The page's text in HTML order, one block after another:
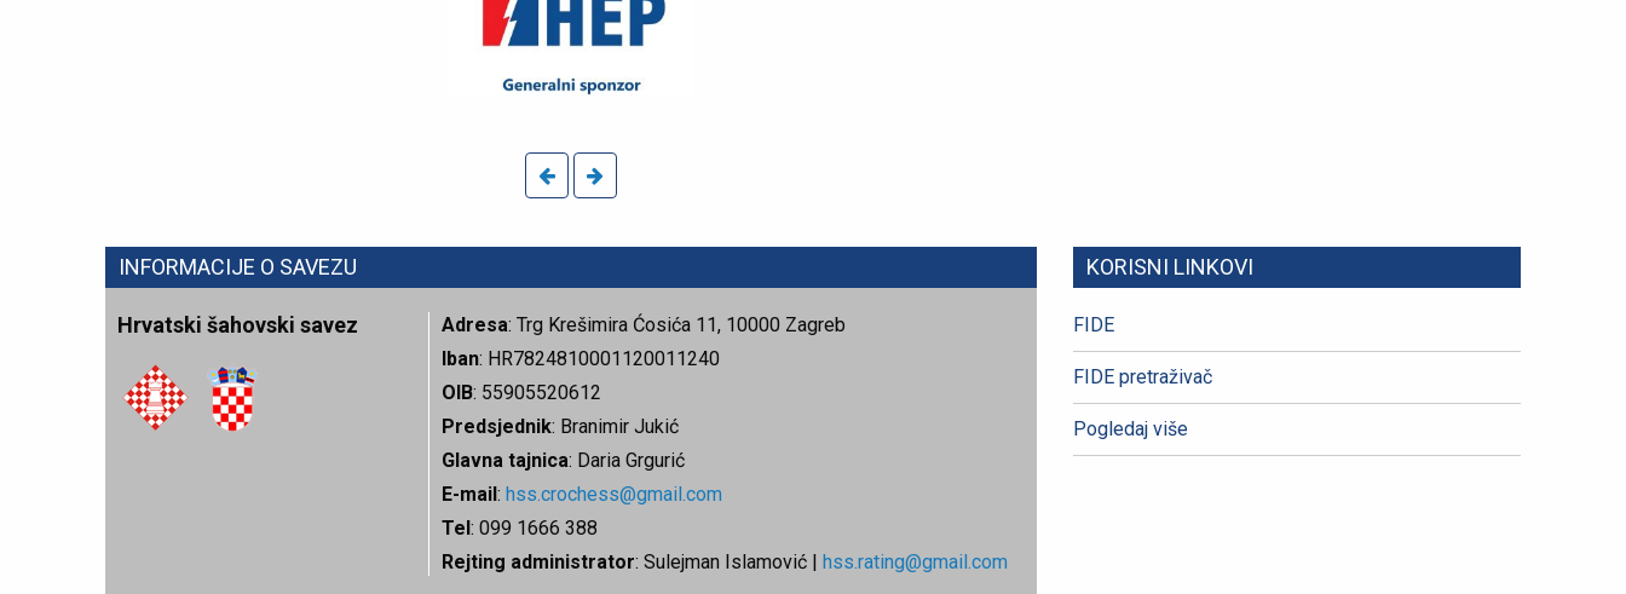
INFORMACIJE O SAVEZU
Hrvatski šahovski savez Adresa: Trg Krešimira Ćosića 11, 10000 Zagreb
Iban: HR7824810001120011240
OIB: 55905520612
Predsjednik: Branimir Jukić
Glavna tajnica: Daria Grgurić
E-mail: hss.crochess@gmail.com
Tel: 099 1666 388
Rejting administrator: Sulejman Islamović | hss.rating@gmail.com
KORISNI LINKOVI
FIDE
FIDE pretraživač
Pogledaj više